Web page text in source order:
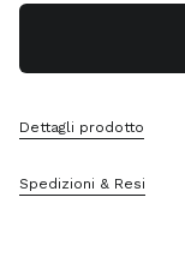
Dettagli prodotto
Spedizioni & Resi
+41 43 508 3668
Contatti
Sitemap